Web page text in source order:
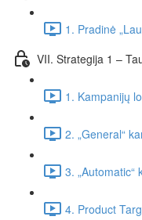
1. Pradinė
VII. Strategija 1 –
1. Kampanijų
2. „General“
3. „Automatic“
4. Product